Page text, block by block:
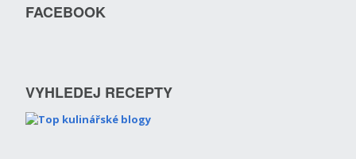
FACEBOOK
VYHLEDEJ RECEPTY